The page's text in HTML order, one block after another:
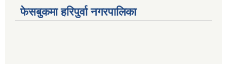
फेसबुकमा हरिपुर्वा नगरपालिका